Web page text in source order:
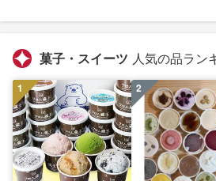
菓子・スイーツ 人気の品ラン
1 2